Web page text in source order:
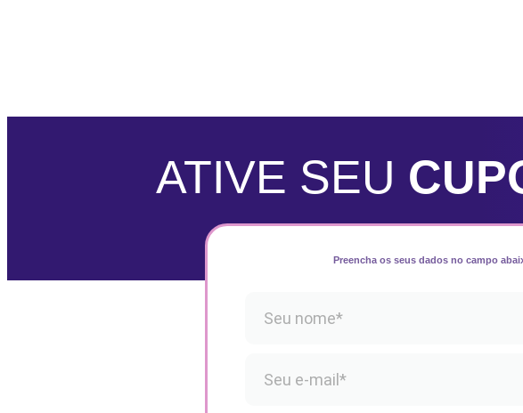
ATIVE SEU
Preencha os seus dados no campo